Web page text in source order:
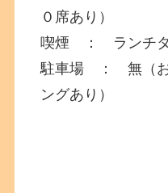
０席あり）
喫煙 ： ランチタ
駐車場 ： 無（お
ングあり）